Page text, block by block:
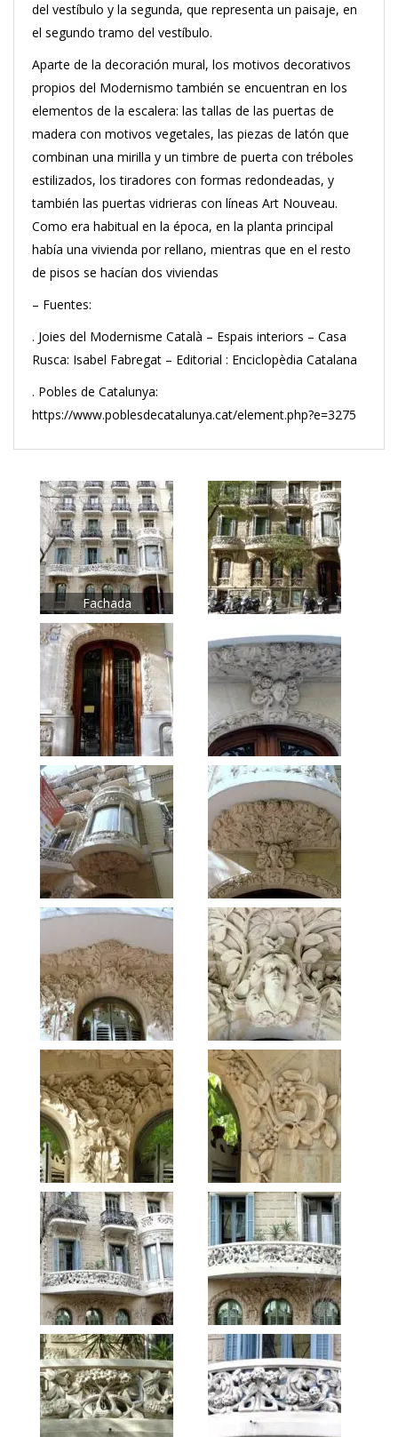
del vestíbulo y la segunda, que representa un paisaje, en
el segundo tramo del vestíbulo.
Aparte de la decoración mural, los motivos decorativos
propios del Modernismo también se encuentran en los
elementos de la escalera: las tallas de las puertas de
madera con motivos vegetales, las piezas de latón que
combinan una mirilla y un timbre de puerta con tréboles
estilizados, los tiradores con formas redondeadas, y
también las puertas vidrieras con líneas Art Nouveau.
Como era habitual en la época, en la planta principal
había una vivienda por rellano, mientras que en el resto
de pisos se hacían dos viviendas
– Fuentes:
. Joies del Modernisme Català – Espais interiors – Casa
Rusca: Isabel Fabregat – Editorial : Enciclopèdia Catalana
. Pobles de Catalunya:
https://www.poblesdecatalunya.cat/element.php?e=3275
Fachada